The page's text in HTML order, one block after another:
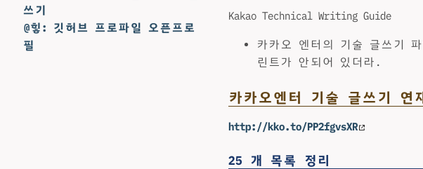
쓰기
@힣: 깃허브 프로파일 오픈프로
필
Kakao Technical Writing Guide
카카오 엔터의 기술 글쓰기
린트가 안되어 있더라.
카카오엔터 기술 글쓰기 연
http://kko.to/PP2fgvsXR
25 개 목록 정리